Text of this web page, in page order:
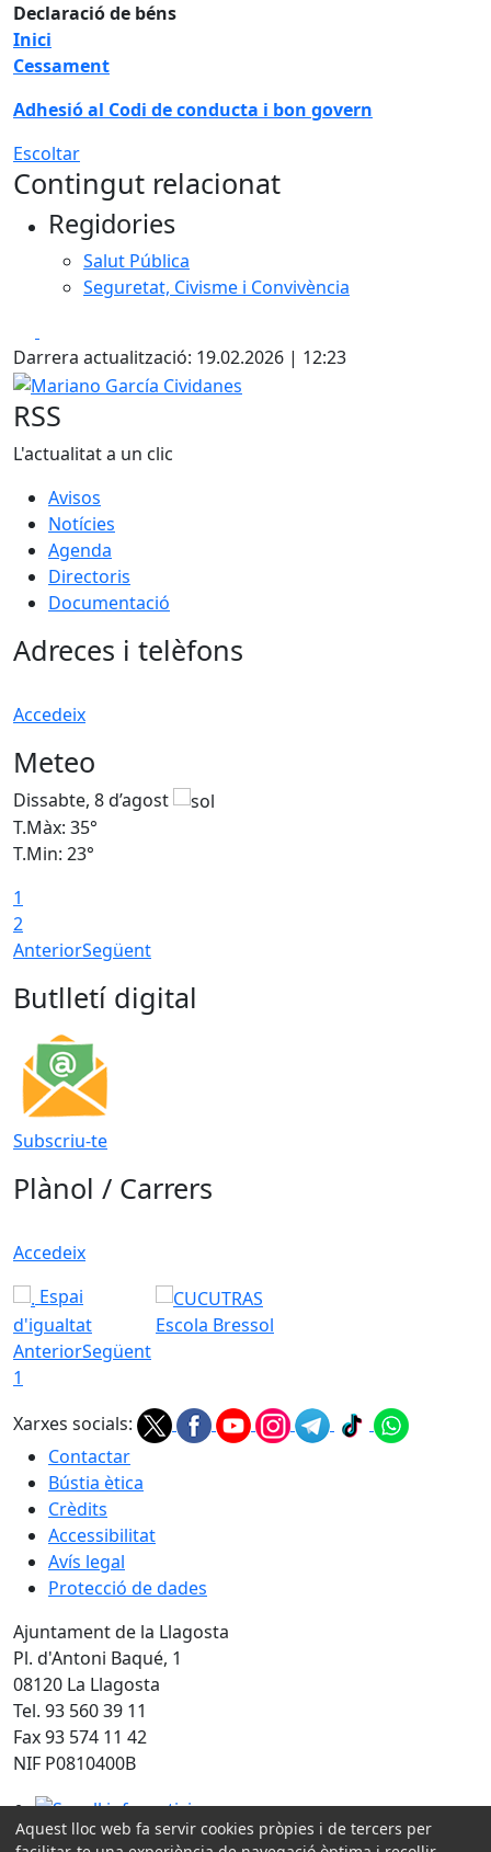
Declaració de béns
Inici
Cessament
Adhesió al Codi de conducta i bon govern
Escoltar
Contingut relacionat
Regidories
Salut Pública
Seguretat, Civisme i Convivència
Darrera actualització: 19.02.2026 | 12:23
Mariano García Cividanes
RSS
L'actualitat a un clic
Avisos
Notícies
Agenda
Directoris
Documentació
Adreces i telèfons
Accedeix
Meteo
Dissabte, 8 d’agost
T.Màx: 35°
T.Min: 23°
1
2
AnteriorSegüent
Butlletí digital
Subscriu-te
Plànol / Carrers
Accedeix
Espai
d'igualtat
Escola Bressol
AnteriorSegüent
1
Xarxes socials:
Contactar
Bústia ètica
Crèdits
Accessibilitat
Avís legal
Protecció de dades
Ajuntament de la Llagosta
Pl. d'Antoni Baqué, 1
08120 La Llagosta
Tel. 93 560 39 11
Fax 93 574 11 42
NIF P0810400B
Segell infoparticipa
Aquest lloc web fa servir cookies pròpies i de tercers per